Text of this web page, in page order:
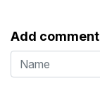
Add comment